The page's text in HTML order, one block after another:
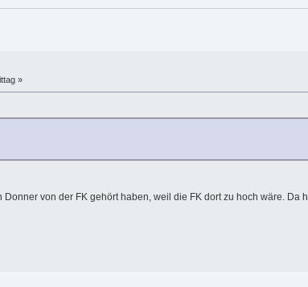
»
von der FK gehört haben, weil die FK dort zu hoch wäre. Da